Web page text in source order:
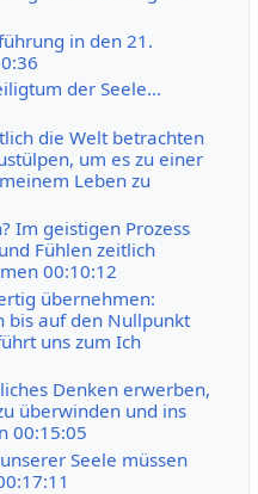
in den 21.
der Seele…
die Welt betrachten
um es zu einer
Leben zu
Im geistigen Prozess
Fühlen zeitlich
00:10:12
übernehmen:
bis auf den Nullpunkt
uns zum Ich
Denken erwerben,
überwinden und ins
00:15:05
Seele müssen